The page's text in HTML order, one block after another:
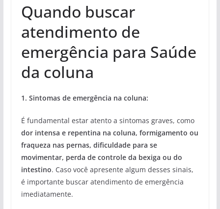
Quando buscar
atendimento de
emergência para Saúde
da coluna
1. Sintomas de emergência na coluna:
É fundamental estar atento a sintomas graves, como
dor intensa e repentina na coluna, formigamento ou
fraqueza nas pernas, dificuldade para se
movimentar, perda de controle da bexiga ou do
intestino. Caso você apresente algum desses sinais,
é importante buscar atendimento de emergência
imediatamente.